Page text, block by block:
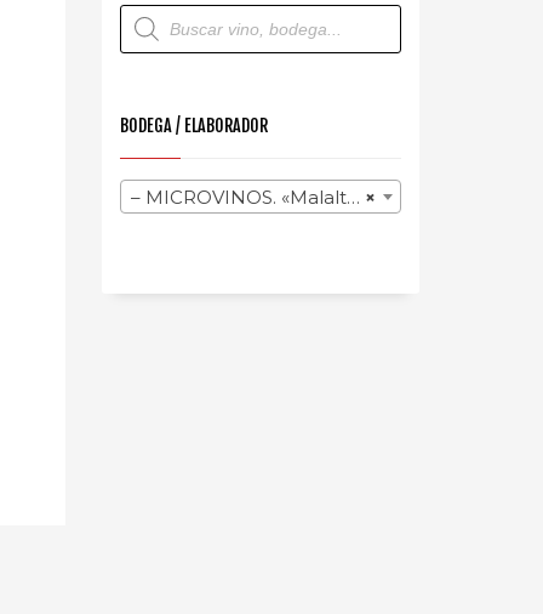
Búsqueda
de
productos
BODEGA / ELABORADOR
×
– MICROVINOS. «Malalts de Vi»